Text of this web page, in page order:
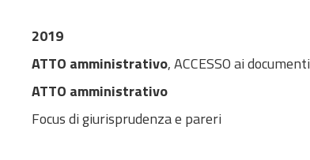
2019
ATTO amministrativo, ACCESSO ai documenti
ATTO amministrativo
Focus di giurisprudenza e pareri